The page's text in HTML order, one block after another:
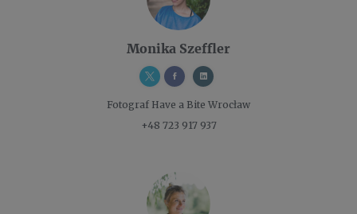
Monika Szeffler
Fotograf Have a Bite Wrocław
+48 723 917 937